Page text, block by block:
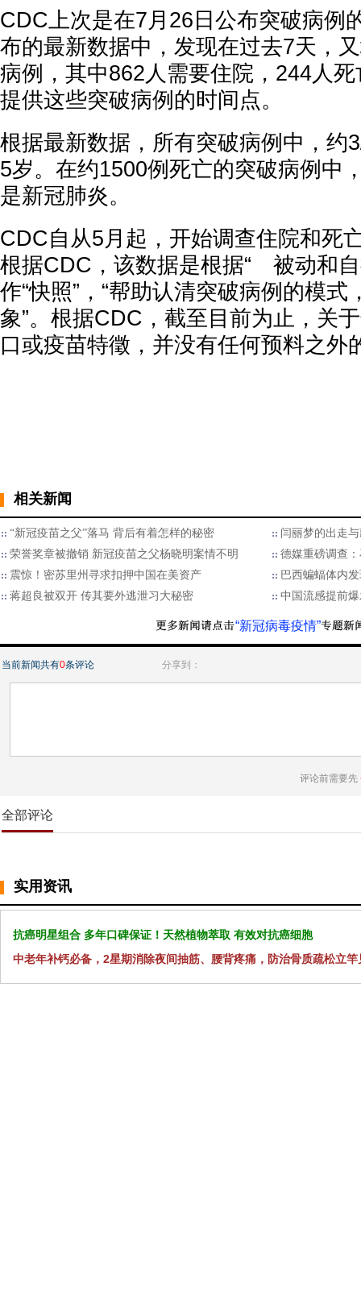
CDC上次是在7月26日公布突破病例
布的最新数据中，发现在过去7天，
病例，其中862人需要住院，244人
提供这些突破病例的时间点。
根据最新数据，所有突破病例中，约
5岁。在约1500例死亡的突破病例中
是新冠肺炎。
CDC自从5月起，开始调查住院和死
根据CDC，该数据是根据“ 被动和
作“快照”，“帮助认清突破病例的模
象”。根据CDC，截至目前为止，关
口或疫苗特徵，并没有任何预料之外
相关新闻
“新冠疫苗之父”落马 背后有着怎样的秘密
闫丽梦的出走
荣誉奖章被撤销 新冠疫苗之父杨晓明案情不明
德媒重磅调查
震惊！密苏里州寻求扣押中国在美资产
巴西蝙蝠体内
蒋超良被双开 传其要外逃泄习大秘密
中国流感提前
“新冠病毒疫情”
当前新闻共有0条评论 分享到：
评论前需要先
全部评论
实用资讯
抗癌明星组合 多年口碑保证！天然植物萃取 有效对抗癌细胞
中老年补钙必备，2星期消除夜间抽筋、腰背疼痛，防治骨质疏松立竿